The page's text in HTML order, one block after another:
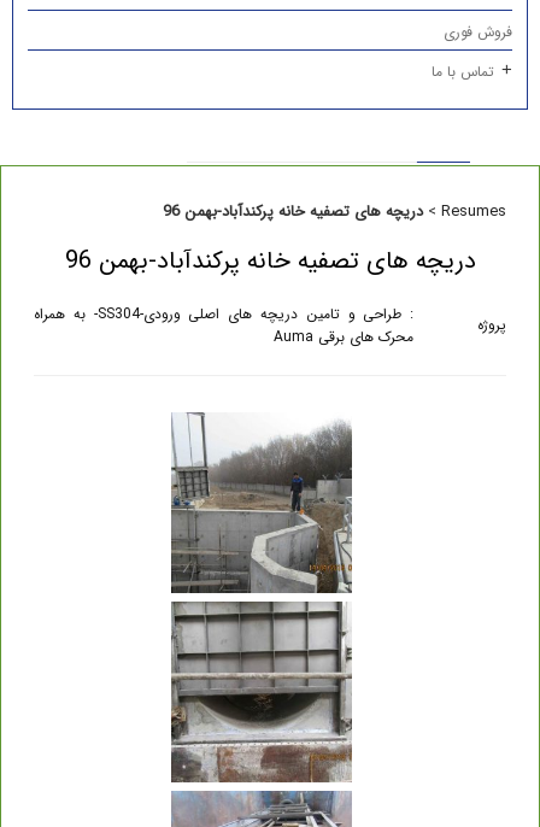
فروش فوری
تماس با ما
Resumes
>دریچه های تصفیه خانه پرکندآباد-بهمن 96
دریچه های تصفیه خانه پرکندآباد-بهمن 96
پروژه
: طراحی و تامین دریچه های اصلی ورودی-SS304- به همراه
محرک های برقی Auma